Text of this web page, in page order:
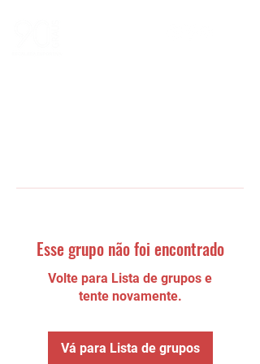
Esse grupo não foi encontrado
Volte para Lista de grupos e
tente novamente.
Vá para Lista de grupos